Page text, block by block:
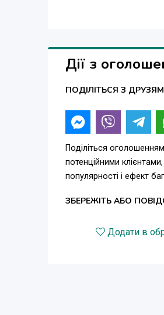
Дії з
ПОДІЛІТЬСЯ З
Поділіться оголошенням
потенційними
популярності і ефект
ЗБЕРЕЖІТЬ АБО
Додати в